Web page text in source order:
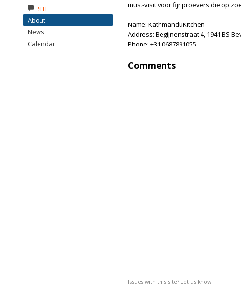
must-visit voor fijnproevers die op
Name: KathmanduKitchen
Address: Begijnenstraat 4, 1941 BS
Phone: +31 0687891055
Comments
Issues with this site? Let us know.
SITE
About
News
Calendar